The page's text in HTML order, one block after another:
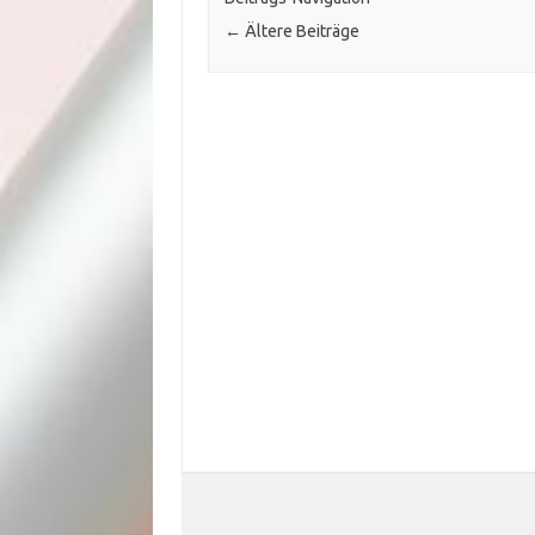
← Ältere Beiträge